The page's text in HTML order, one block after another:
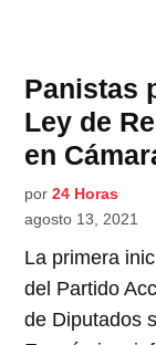
Panistas
Ley de
en
por 24 Horas
agosto 13, 2021
La primera
del Partido
de Diputados